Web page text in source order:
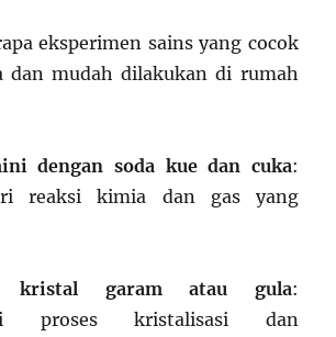
eksperimen sains yang cocok
dan mudah dilakukan di rumah
dengan soda kue dan cuka:
reaksi kimia dan gas yang
kristal garam atau gula:
proses kristalisasi dan